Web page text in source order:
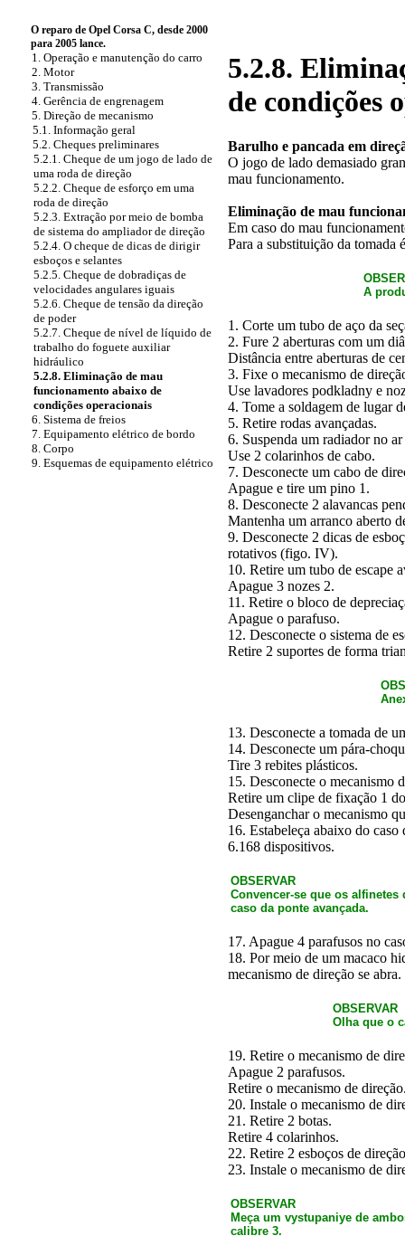
O reparo de Opel Corsa C, desde 2000
para 2005 lance.
1. Operação e manutenção do carro
2. Motor
3. Transmissão
4. Gerência de engrenagem
5. Direção de mecanismo
5.1. Informação geral
5.2. Cheques preliminares
5.2.1. Cheque de um jogo de lado de
uma roda de direção
5.2.2. Cheque de esforço em uma
roda de direção
5.2.3. Extração por meio de bomba
de sistema do ampliador de direção
5.2.4. O cheque de dicas de dirigir
esboços e selantes
5.2.5. Cheque de dobradiças de
velocidades angulares iguais
5.2.6. Cheque de tensão da direção
de poder
5.2.7. Cheque de nível de líquido de
trabalho do foguete auxiliar
hidráulico
5.2.8. Eliminação de mau
funcionamento abaixo de
condições operacionais
6. Sistema de freios
7. Equipamento elétrico de bordo
8. Corpo
9. Esquemas de equipamento elétrico
5.2.8.
de condições
Barulho e pancada em
O jogo de lado demasiado
mau funcionamento.
Eliminação de mau
Em caso do mau
Para a substituição da tomada
A
1. Corte um tubo de aço da
2. Fure 2 aberturas com um
Distância entre aberturas de
3. Fixe o mecanismo de
Use lavadores podkladny e
4. Tome a soldagem de lugar
5. Retire rodas avançadas.
6. Suspenda um radiador no
Use 2 colarinhos de cabo.
7. Desconecte um cabo de
Apague e tire um pino 1.
8. Desconecte 2 alavancas
Mantenha um arranco aberto
9. Desconecte 2 dicas de
rotativos (figo. IV).
10. Retire um tubo de escape
Apague 3 nozes 2.
11. Retire o bloco de
Apague o parafuso.
12. Desconecte o sistema de
Retire 2 suportes de forma
13. Desconecte a tomada de
14. Desconecte um pára-
Tire 3 rebites plásticos.
15. Desconecte o mecanismo
Retire um clipe de fixação 1
Desenganchar o mecanismo
16. Estabeleça abaixo do
6.168 dispositivos.
OBSERVAR
Convencer-se que os
caso da ponte avançada.
17. Apague 4 parafusos no
18. Por meio de um macaco
mecanismo de direção se abra.
OBSERVAR
Olha que o
19. Retire o mecanismo de
Apague 2 parafusos.
Retire o mecanismo de
20. Instale o mecanismo de
21. Retire 2 botas.
Retire 4 colarinhos.
22. Retire 2 esboços de
23. Instale o mecanismo de
OBSERVAR
Meça um vystupaniye de
calibre 3.